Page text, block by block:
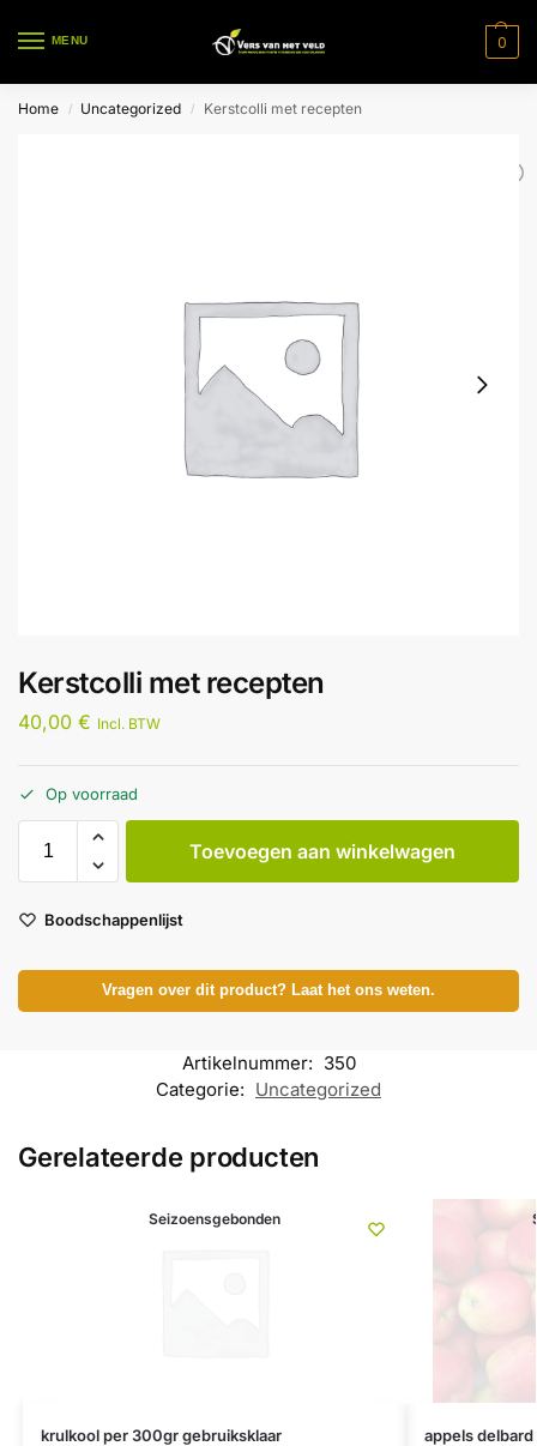
MENU 0
Home / Uncategorized / Kerstcolli met recepten
Kerstcolli met recepten
40,00 € Incl. BTW
Op voorraad
Toevoegen aan winkelwagen
Boodschappenlijst
Vragen over dit product? Laat het ons weten.
Artikelnummer: 350
Categorie: Uncategorized
Gerelateerde producten
Seizoensgebonden
krulkool per 300gr gebruiksklaar appels